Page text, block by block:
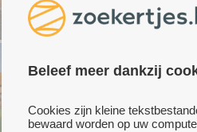
Beleef meer dankzij
Cookies zijn kleine
bewaard worden op uw